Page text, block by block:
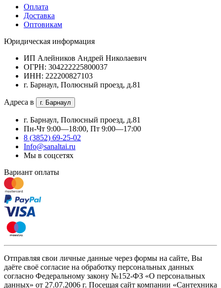
Оплата
Доставка
Оптовикам
Юридическая информация
ИП Алейников Андрей Николаевич
ОГРН: 304222225800037
ИНН: 222200827103
г. Барнаул, Полюсный проезд, д.81
Адреса в г. Барнаул
г. Барнаул, Полюсный проезд, д.81
Пн-Чт 9:00—18:00, Пт 9:00—17:00
8 (3852) 69-25-02
Info@sanaltai.ru
Мы в соцсетях
Вариант оплаты
Отправляя свои личные данные через формы на сайте, Вы
даёте своё согласие на обработку персональных данных
согласно Федеральному закону №152-ФЗ «О персональных
данных» от 27.07.2006 г. Посещая сайт компании «Cантехника